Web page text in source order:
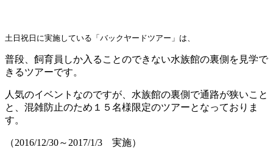
土日祝日に実施している「バックヤードツアー」は、
普段、飼育員しか入ることのできない水族館の裏側を見学で
きるツアーです。
人気のイベントなのですが、水族館の裏側で通路が狭いこと
と、混雑防止のため１５名様限定のツアーとなっておりま
す。
（2016/12/30～2017/1/3 実施）